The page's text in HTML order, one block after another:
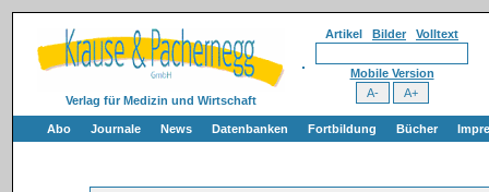
Verlag für Medizin und Wirtschaft
Artikel Bilder Volltext
Mobile Version
Abo Journale News Datenbanken Fortbildung Bücher